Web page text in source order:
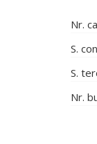
Nr.
S.
S.
Nr.